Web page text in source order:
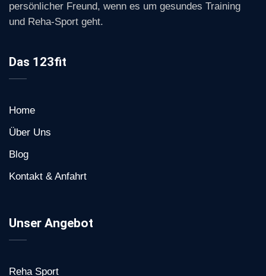
persönlicher Freund, wenn es um gesundes Training
und Reha-Sport geht.
Das 123fit
Home
Über Uns
Blog
Kontakt & Anfahrt
Unser Angebot
Reha Sport